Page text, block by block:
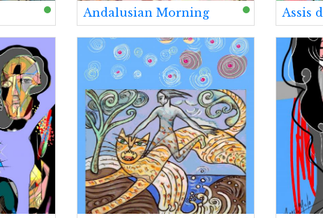
Andalusian Morning Assis